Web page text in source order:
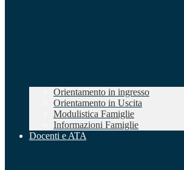
Orientamento in ingresso
Orientamento in Uscita
Modulistica Famiglie
Informazioni Famiglie
Docenti e ATA